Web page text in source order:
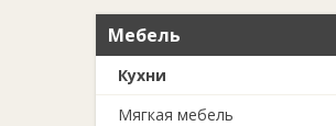
Мебель
Кухни
Мягкая мебель